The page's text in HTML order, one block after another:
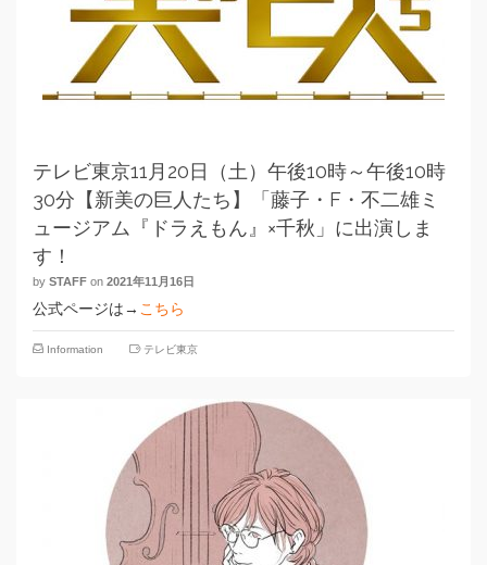
テレビ東京11月20日（土）午後10時～午後10時
30分【新美の巨人たち】「藤子・F・不二雄ミ
ュージアム『ドラえもん』×千秋」に出演しま
す！
by STAFF on 2021年11月16日
公式ページは→ こちら
Information テレビ東京